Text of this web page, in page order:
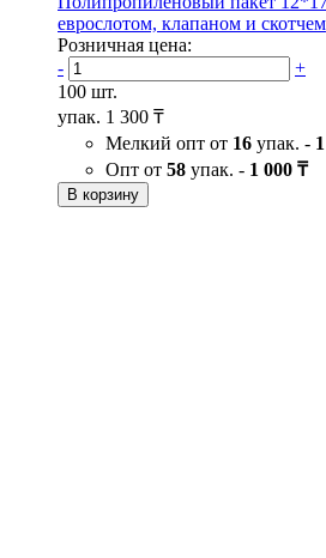
еврослотом, клапаном и скотчем
Розничная цена:
-
+
100 шт.
упак. 1 300 ₸
Мелкий опт от 16 упак. -
Опт от 58 упак. - 1 000 ₸
В корзину